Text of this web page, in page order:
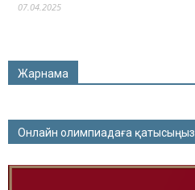
07.04.2025
Жарнама
Онлайн олимпиадаға қатысыңыз